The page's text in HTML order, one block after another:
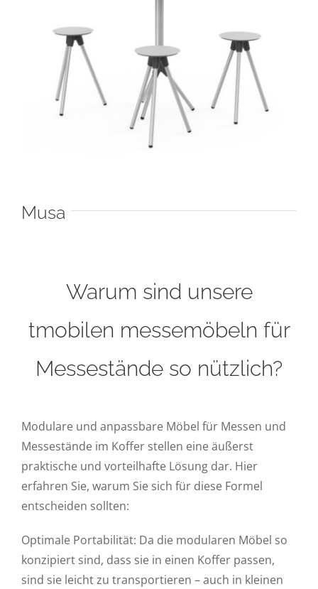
Musa
Warum sind unsere
tmobilen messemöbeln für
Messestände so nützlich?
Modulare und anpassbare Möbel für Messen und
Messestände im Koffer stellen eine äußerst
praktische und vorteilhafte Lösung dar. Hier
erfahren Sie, warum Sie sich für diese Formel
entscheiden sollten:
Optimale Portabilität: Da die modularen Möbel so
konzipiert sind, dass sie in einen Koffer passen,
sind sie leicht zu transportieren – auch in kleinen